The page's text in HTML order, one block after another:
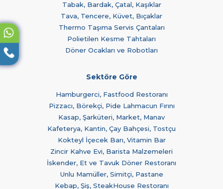
Tabak, Bardak, Çatal, Kaşıklar
Tava, Tencere, Küvet, Bıçaklar
Thermo Taşıma Servis Çantaları
Polietilen Kesme Tahtaları
Döner Ocakları ve Robotları
Sektöre Göre
Hamburgerci, Fastfood Restoranı
Pizzacı, Börekçi, Pide Lahmacun Fırını
Kasap, Şarküteri, Market, Manav
Kafeterya, Kantin, Çay Bahçesi, Tostçu
Kokteyl İçecek Barı, Vitamin Bar
Zincir Kahve Evi, Barista Malzemeleri
İskender, Et ve Tavuk Döner Restoranı
Unlu Mamüller, Simitçi, Pastane
Kebap, Şiş, SteakHouse Restoranı